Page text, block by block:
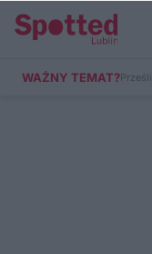
WAŻNY TEMAT?